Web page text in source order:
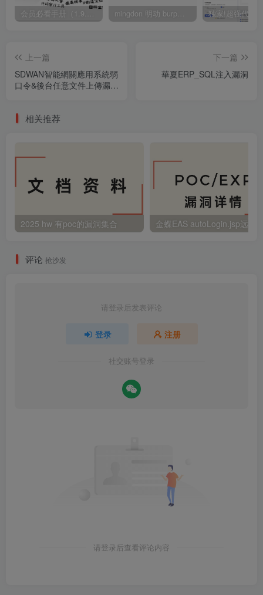
会员必看手册（1.9.0版本 26.4.5更新） mingdon 明动 burp插件0.2.6版本 本地时间校验去除版
上一篇
SDWAN智能網關應用系統弱
口令&後台任意文件上傳漏洞
下一篇
華夏ERP_SQL注入漏洞
相关推荐
2025 hw 有poc的漏洞集合
评论 抢沙发
请登录后发表评论
登录 注册
社交账号登录
请登录后查看评论内容